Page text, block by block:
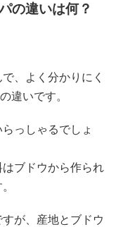
の違いは何？
、よく分かりにく
違いです。
っしゃるでしょ
ブドウから作られ
が、産地とブドウ